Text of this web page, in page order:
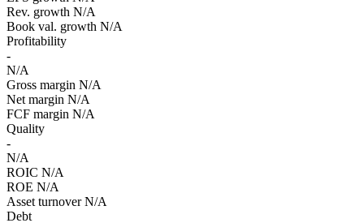
Rev. growth N/A
Book val. growth N/A
Profitability
-
N/A
Gross margin N/A
Net margin N/A
FCF margin N/A
Quality
-
N/A
ROIC N/A
ROE N/A
Asset turnover N/A
Debt